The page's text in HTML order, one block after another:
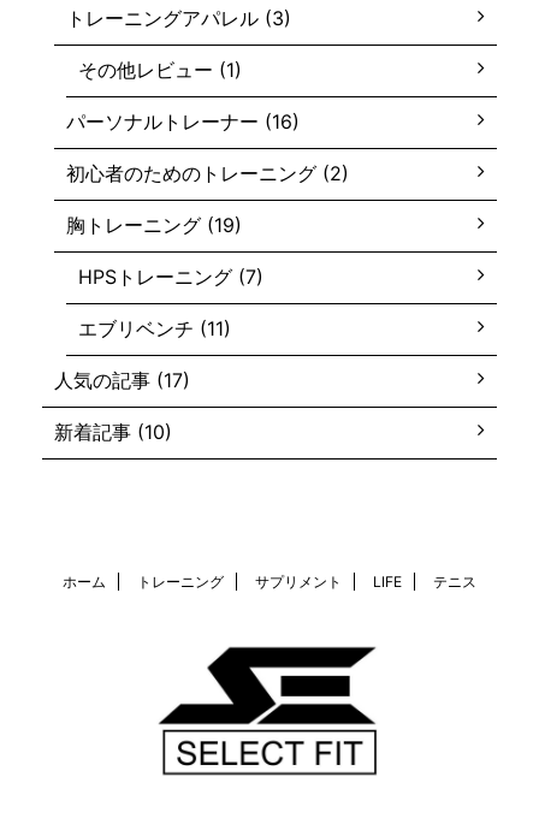
トレーニングアパレル (3)
その他レビュー (1)
パーソナルトレーナー (16)
初心者のためのトレーニング (2)
胸トレーニング (19)
HPSトレーニング (7)
エブリベンチ (11)
人気の記事 (17)
新着記事 (10)
ホーム トレーニング サプリメント LIFE テニス